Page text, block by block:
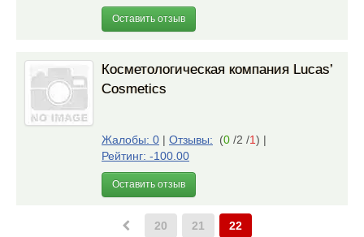
Оставить отзыв
Косметологическая компания Lucas’
Cosmetics
Жалобы: 0 | Отзывы: (0 /2 /1) |
Рейтинг: -100.00
Оставить отзыв
20 21 22